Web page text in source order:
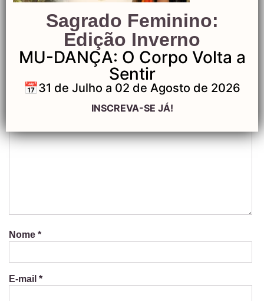
Deixe um comentário
O seu endereço de e-mail não será publicado.
Campos obrigatórios são marcados com*
Nome *
E-mail *
Sagrado Feminino:
Edição Inverno
MU-DANÇA: O Corpo Volta a
Sentir
📅31 de Julho a 02 de Agosto de 2026
INSCREVA-SE JÁ!